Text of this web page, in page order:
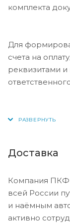
комплекта
Для
счета на
реквизитами
Доставка
Компания ПКФ
всей России
и наёмным
активно